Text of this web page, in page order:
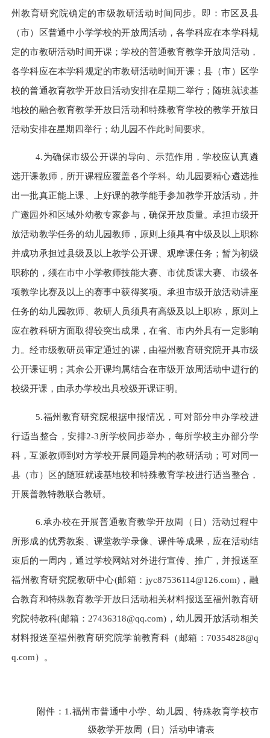
州教育研究院确定的市级教研活动时间同步。即：市区及县
（市）区普通中小学学校的开放周活动，各学科应在本学科规
定的市教研活动时间开课；学校的普通教育教学开放周活动，
各学科应在本学科规定的市教研活动时间开课；县（市）区学
校的普通教育教学开放日活动安排在星期二举行；随班就读基
地校的融合教育教学开放日活动和特殊教育学校的教学开放日
活动安排在星期四举行 ； 幼儿园不作此时间要求。
4.为确保市级公开课的导向、示范作用，学校应认真遴
选开课教师，所开课程应覆盖各个学科。幼儿园要精心遴选推
出一批真正能上课、上好课的教学能手参加教学开放活动，并
广邀园外和区域外幼教专家参与，确保开放质量。承担市级开
放活动教学任务的幼儿园教师，原则上须具有中级及以上职称
并成功承担过县级及以上教学公开课、观摩课任务；暂为初级
职称的，须在市中小学教师技能大赛、市优质课大赛、市级各
项教学比赛及以上的赛事中获得奖项。承担市级开放活动讲座
任务的幼儿园教师、教研人员须具有高级及以上职称，原则上
应在教科研方面取得较突出成果，在省、市内外具有一定影响
力。经市级教研员审定通过的课，由福州教育研究院开具市级
公开课证明；其余公开课均属结合在市级开放周活动中进行的
校级开课，由承办学校出具校级开课证明。
5.福州教育研究院根据申报情况，可对部分申办学校进
行适当整合，安排2-3所学校同步举办，每所学校主办部分学
科，互派教师到对方学校开展同题异构的教研活动；可对同一
县（市）区的随班就读基地校和特殊教育学校进行适当整合，
开展普教特教联合教研。
6.承办校在开展普通教育教学开放周（日）活动过程中
所形成的优秀教案、课堂教学录像、课件等成果，应在活动结
束后的一周内，通过学校网站对外进行宣传、推广，并报送至
福州教育研究院教研中心(邮箱：jyc87536114@126.com)，融
合教育和特殊教育教学开放日活动相关材料报送至福州教育研
究院特教科(邮箱： 27436318@qq.com)，幼儿园开放活动相关
材料报送至福州教育研究院学前教育科（ 邮箱： 70354828@q
q.com） 。
附件： 1.福州市普通中小学、幼儿园、特殊教育学校市
级教学开放周（日）活动申请表